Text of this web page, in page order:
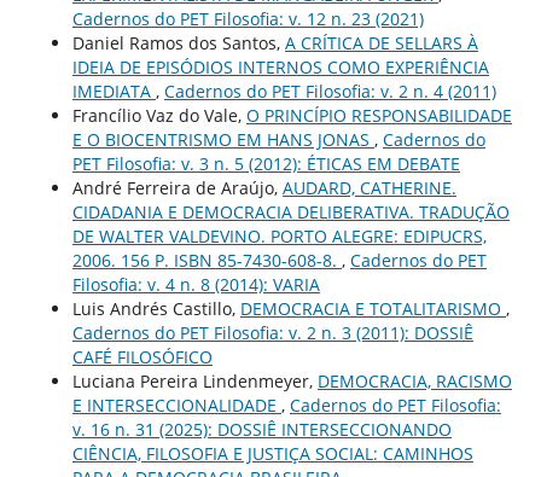
Cadernos do PET Filosofia: v. 12 n. 23 (2021)
Daniel Ramos dos Santos, A CRÍTICA DE SELLARS À
IDEIA DE EPISÓDIOS INTERNOS COMO EXPERIÊNCIA
IMEDIATA , Cadernos do PET Filosofia: v. 2 n. 4 (2011)
Francílio Vaz do Vale, O PRINCÍPIO RESPONSABILIDADE
E O BIOCENTRISMO EM HANS JONAS , Cadernos do
PET Filosofia: v. 3 n. 5 (2012): ÉTICAS EM DEBATE
André Ferreira de Araújo, AUDARD, CATHERINE.
CIDADANIA E DEMOCRACIA DELIBERATIVA. TRADUÇÃO
DE WALTER VALDEVINO. PORTO ALEGRE: EDIPUCRS,
2006. 156 P. ISBN 85-7430-608-8. , Cadernos do PET
Filosofia: v. 4 n. 8 (2014): VARIA
Luis Andrés Castillo, DEMOCRACIA E TOTALITARISMO ,
Cadernos do PET Filosofia: v. 2 n. 3 (2011): DOSSIÊ
CAFÉ FILOSÓFICO
Luciana Pereira Lindenmeyer, DEMOCRACIA, RACISMO
E INTERSECCIONALIDADE , Cadernos do PET Filosofia:
v. 16 n. 31 (2025): DOSSIÊ INTERSECCIONANDO
CIÊNCIA, FILOSOFIA E JUSTIÇA SOCIAL: CAMINHOS